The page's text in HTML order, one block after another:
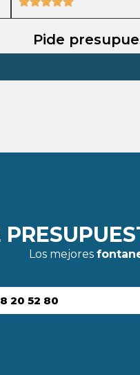
Pide
Los mejores
20 52 80